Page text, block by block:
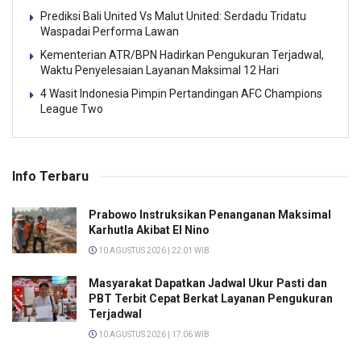
Prediksi Bali United Vs Malut United: Serdadu Tridatu
Waspadai Performa Lawan
Kementerian ATR/BPN Hadirkan Pengukuran Terjadwal,
Waktu Penyelesaian Layanan Maksimal 12 Hari
4 Wasit Indonesia Pimpin Pertandingan AFC Champions
League Two
Info Terbaru
Prabowo Instruksikan Penanganan Maksimal
Karhutla Akibat El Nino
10 AGUSTUS 2026 | 22:01 WIB
Masyarakat Dapatkan Jadwal Ukur Pasti dan
PBT Terbit Cepat Berkat Layanan Pengukuran
Terjadwal
10 AGUSTUS 2026 | 17:06 WIB